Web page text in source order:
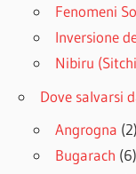
Fenomeni
Inversione
Nibiru
Dove salvarsi
Angrogna (2)
Bugarach (6)